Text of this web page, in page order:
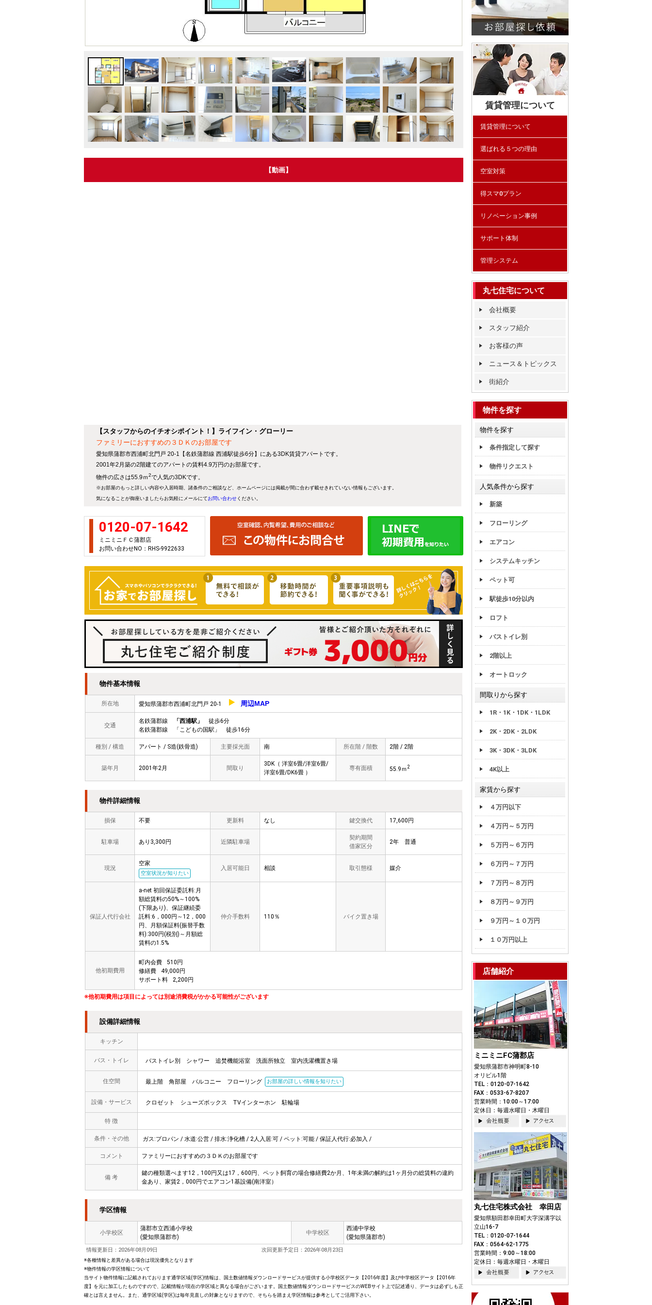
【スタッフからのイチオシポイント！】ライフイン・グローリー
ファミリーにおすすめの３ＤＫのお部屋です
愛知県蒲郡市西浦町北門戸 20-1【名鉄蒲郡線 西浦駅徒歩6分】にある3DK賃貸アパートです。
2001年2月築の2階建てのアパートの賃料4.9万円のお部屋です。
物件の広さは55.9ｍ2で人気の3DKです。
※お部屋のもっと詳しい内容や入居時期、諸条件のご相談など、ホームページには掲載が間に合わず載せきれていない情報もございます。
気になることが御座いましたらお気軽にメールにてお問い合わせください。
0120-07-1642
ミニミニＦＣ蒲郡店
お問い合わせNO：RHS-9922633
物件基本情報
所在地 愛知県蒲郡市西浦町北門戸 20-1 周辺MAP
交通
名鉄蒲郡線 「西浦駅」
徒歩6分
名鉄蒲郡線 「こどもの国駅」 徒歩16分
種別 / 構造 アパート / S造(鉄骨造) 主要採光面 南 所在階 / 階数 2階 / 2階
築年月 2001年2月 間取り
3DK（ 洋室6畳/洋室6畳/
洋室6畳/DK6畳 ）
専有面積 55.9ｍ2
物件詳細情報
損保 不要 更新料 なし 鍵交換代 17,600円
駐車場 あり3,300円 近隣駐車場
契約期間
借家区分
2年 普通
現況
空家
空室状況が知りたい
入居可能日 相談 取引態様 媒介
保証人代行会社
a-net 初回保証委託料:月
額総賃料の50%～100%
(下限あり)、保証継続委
託料:6，000円～12，000
円、月額保証料(振替手数
料):300円(税別)～月額総
賃料の1.5%
仲介手数料 110％ バイク置き場
他初期費用
町内会費
510円
修繕費
49,000円
サポート料
2,200円
※他初期費用は項目によっては別途消費税がかかる可能性がございます
設備詳細情報
キッチン
バス・トイレ バストイレ別 シャワー 追焚機能浴室 洗面所独立 室内洗濯機置き場
住空間 最上階 角部屋 バルコニー フローリング お部屋の詳しい情報を知りたい
設備・サービス クロゼット シューズボックス TVインターホン 駐輪場
特 徴
条件・その他 ガス:プロパン / 水道:公営 / 排水:浄化槽 / 2人入居:可 / ペット:可能 / 保証人代行:必加入 /
コメント ファミリーにおすすめの３ＤＫのお部屋です
備 考
鍵の種類選べます12，100円又は17，600円、ペット飼育の場合修繕費2か月、1年未満の解約は1ヶ月分の総賃料の違約
金あり、家賃2，000円でエアコン1基設備(南洋室）
学区情報
小学校区
蒲郡市立西浦小学校
(愛知県蒲郡市)
中学校区
西浦中学校
(愛知県蒲郡市)
情報更新日：2026年08月09日 次回更新予定日：2026年08月23日
※各種情報と差異がある場合は現況優先となります
※物件情報の学区情報について
当サイト物件情報に記載されております通学区域(学区)情報は、国土数値情報ダウンロードサービスが提供する小学校区データ【2016年度】及び中学校区データ【2016年
度】を元に加工したものですので、記載情報が現在の学区域と異なる場合がございます。国土数値情報ダウンロードサービスのWEBサイト上で記述通り、データは必ずしも正
確とは言えません。また、通学区域(学区)は毎年見直しの対象となりますので、そちらを踏まえ学区情報は参考としてご活用下さい。
賃貸管理について
賃貸管理について
選ばれる５つの理由
空室対策
得スマ0プラン
リノベーション事例
サポート体制
管理システム
丸七住宅について
会社概要
スタッフ紹介
お客様の声
ニュース＆トピックス
街紹介
物件を探す
物件を探す
条件指定して探す
物件リクエスト
人気条件から探す
新築
フローリング
エアコン
システムキッチン
ペット可
駅徒歩10分以内
ロフト
バストイレ別
2階以上
オートロック
間取りから探す
1R・1K・1DK・1LDK
2K・2DK・2LDK
3K・3DK・3LDK
4K以上
家賃から探す
４万円以下
４万円～５万円
５万円～６万円
６万円～７万円
７万円～８万円
８万円～９万円
９万円～１０万円
１０万円以上
店舗紹介
ミニミニFC蒲郡店
愛知県蒲郡市神明町8-10
オリビル1階
TEL：0120-07-1642
FAX：0533-67-8207
営業時間：10:00～17:00
定休日：毎週水曜日・木曜日
丸七住宅株式会社 幸田店
愛知県額田郡幸田町大字深溝字以
立山16-7
TEL：0120-07-1644
FAX：0564-62-1775
営業時間：9:00～18:00
定休日：毎週水曜日・木曜日